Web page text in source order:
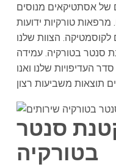
של אסתטיקאים מנוסים
טורקיות ידועות
הצוות שלנו
סנטר בטורקיה. עמידה
העדיפויות שלנו ואנו
סנטר
בטורקיה